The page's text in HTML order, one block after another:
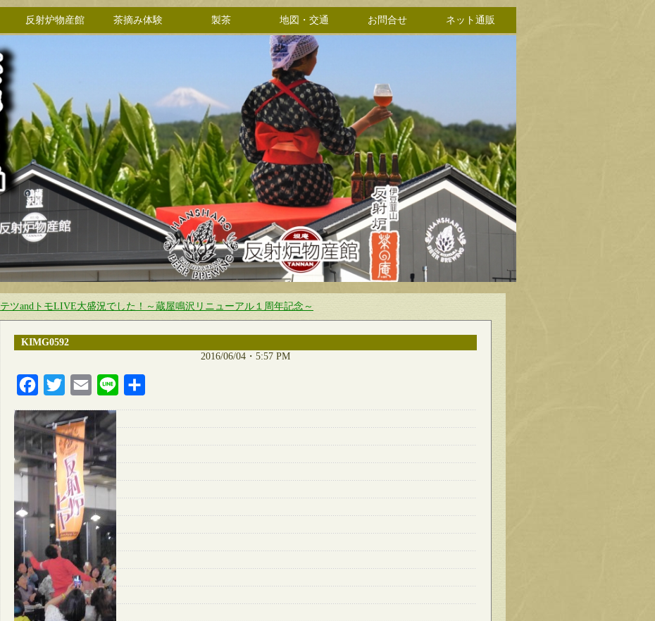
反射炉物産館 茶摘み体験 製茶 地図・交通 お問合せ ネット通販
テツandトモLIVE大盛況でした！～蔵屋鳴沢リニューアル１周年記念～
KIMG0592
2016/06/04・5:57 PM
FacebookTwitter Email Line